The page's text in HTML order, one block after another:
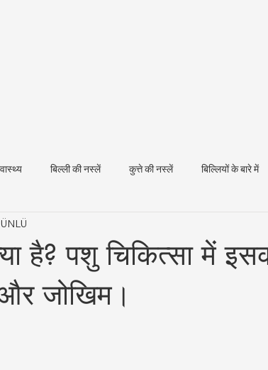
बिल्ली की नस्लें कुत्ते की नस्लें बिल्लियों के बारे में
स्वास्थ्य
है? पशु चिकित्सा में
और जोखिम।